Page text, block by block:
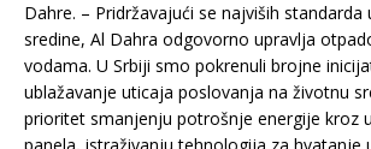
Dahre. – Pridržavajući se najviših standarda
sredine, Al Dahra odgovorno upravlja
vodama. U Srbiji smo pokrenuli brojne
ublažavanje uticaja poslovanja na životnu
prioritet smanjenju potrošnje energije kroz